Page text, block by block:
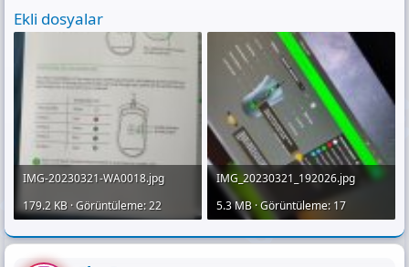
Ekli dosyalar
IMG-20230321-WA0018.jpg
179.2 KB · Görüntüleme: 22
IMG_20230321_192026.jpg
5.3 MB · Görüntüleme: 17